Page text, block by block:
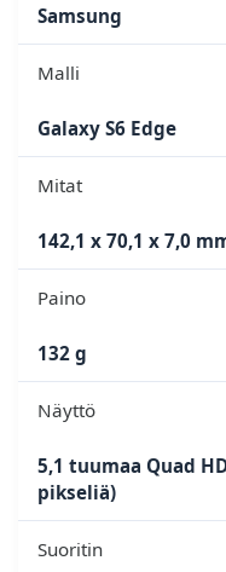
Samsung
Malli
Galaxy S6 Edge
Mitat
142,1 x 70,1 x 7,0
Paino
132 g
Näyttö
5,1 tuumaa Quad
pikseliä)
Suoritin